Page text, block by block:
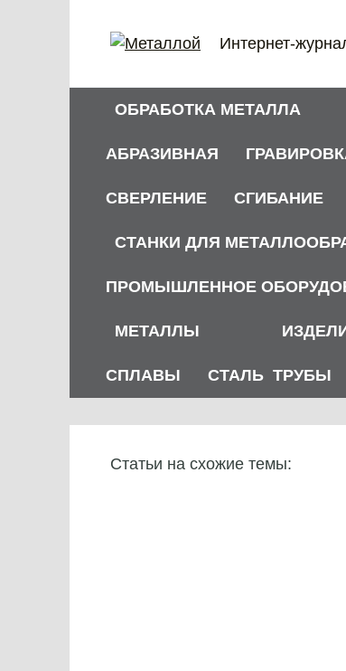
Интернет-
ОБРАБОТКА МЕТАЛЛА
АБРАЗИВНАЯ
СВЕРЛЕНИЕ СГИБАНИЕ
СТАНКИ ДЛЯ
ПРОМЫШЛЕННОЕ
МЕТАЛЛЫ
СПЛАВЫ СТАЛЬ ТРУБЫ
Статьи на схожие темы: